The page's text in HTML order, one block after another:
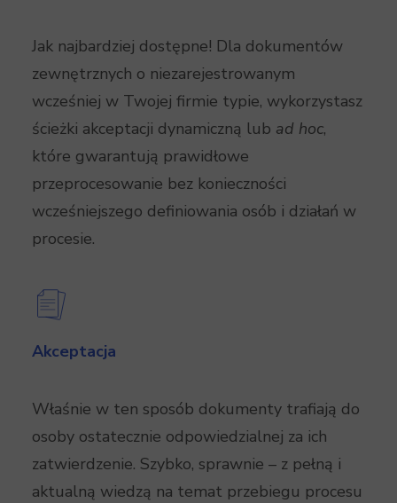
Jak najbardziej dostępne! Dla dokumentów
zewnętrznych o niezarejestrowanym
wcześniej w Twojej firmie typie, wykorzystasz
ścieżki akceptacji dynamiczną lub ad hoc,
które gwarantują prawidłowe
przeprocesowanie bez konieczności
wcześniejszego definiowania osób i działań w
procesie.
Akceptacja
Właśnie w ten sposób dokumenty trafiają do
osoby ostatecznie odpowiedzialnej za ich
zatwierdzenie. Szybko, sprawnie – z pełną i
aktualną wiedzą na temat przebiegu procesu